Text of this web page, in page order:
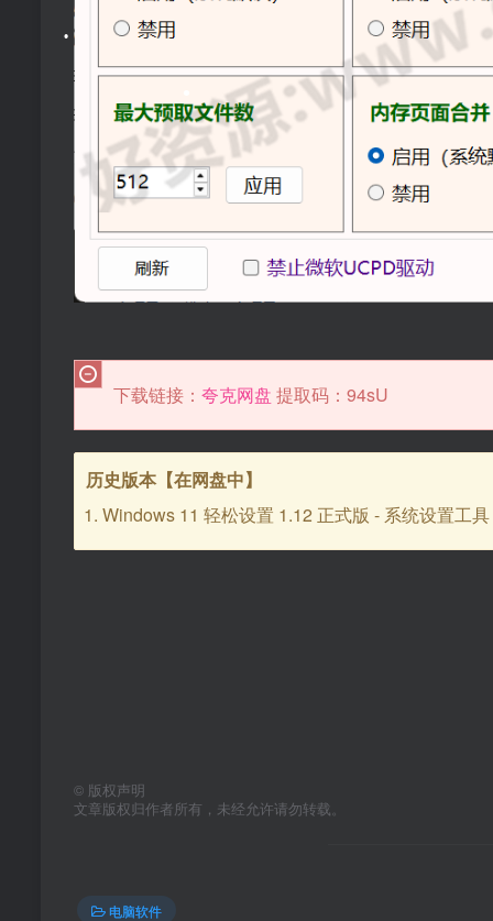
下载链接： 夸克网盘 提取码：94sU
历史版本【在网盘中】
Windows 11 轻松设置 1.12 正式版 - 系统设置工具
© 版权声明
文章版权归作者所有，未经允许请勿转载。
电脑软件
•